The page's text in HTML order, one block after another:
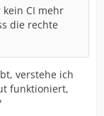
kein CI mehr
die rechte
verstehe ich
funktioniert,